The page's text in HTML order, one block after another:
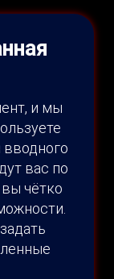
и мы
вводного
вас по
чётко